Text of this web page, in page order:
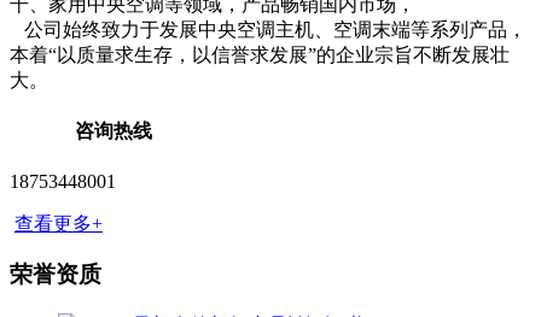
干、家用中央空调等领域，产品畅销国内市场，
公司始终致力于发展中央空调主机、空调末端等系列产品，
本着“以质量求生存，以信誉求发展”的企业宗旨不断发展壮
大。
咨询热线
18753448001
查看更多+
荣誉资质